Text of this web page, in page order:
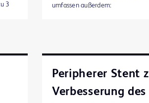
3
umfassen außerdem:
Ultraverse™ 014 Ballon-
UltraScore™ PTA-Ballon mit
Peripherer Stent
Verbesserung des